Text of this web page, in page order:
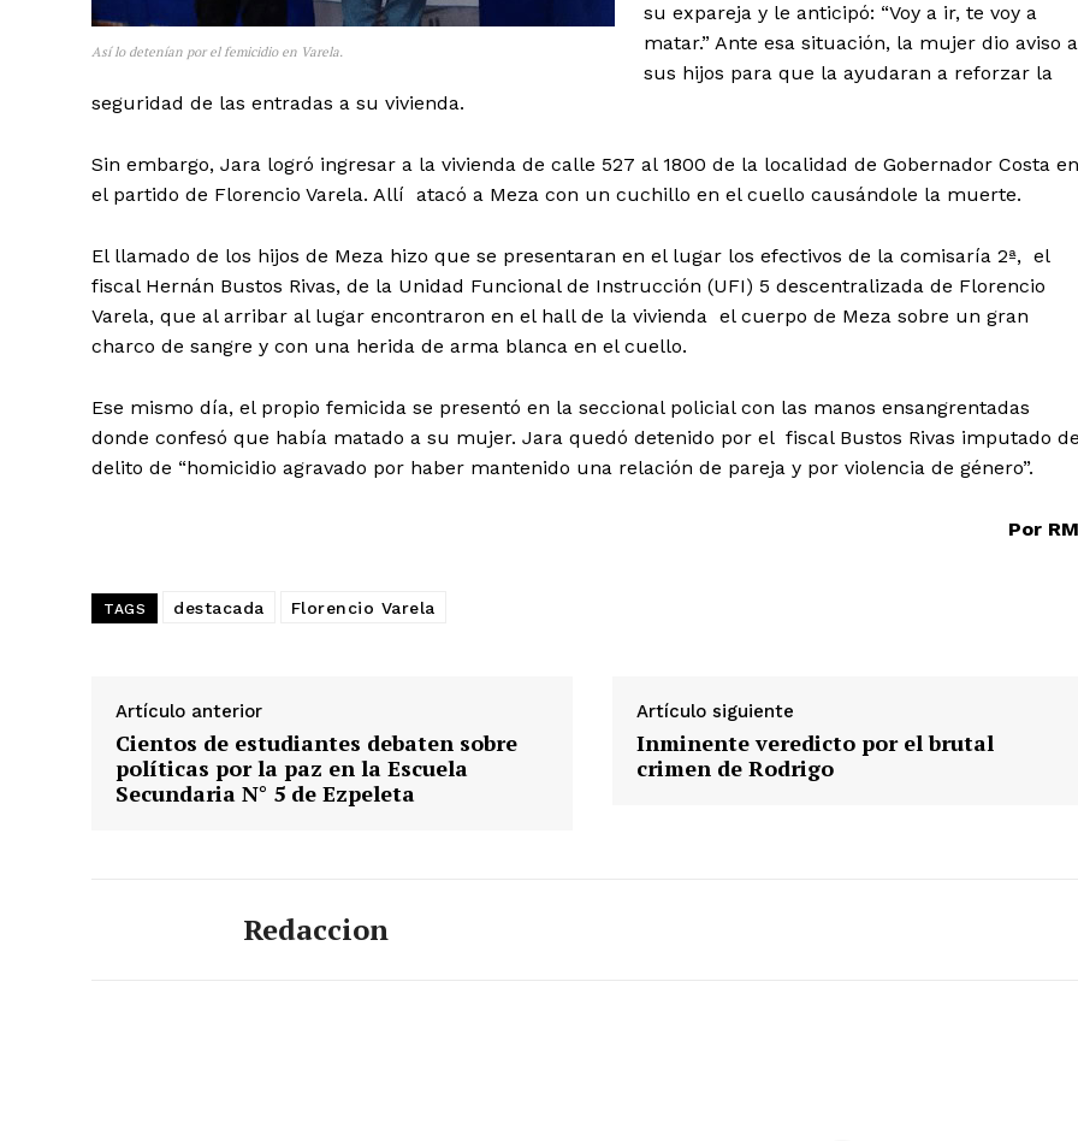
Así lo detenían por el femicidio en Varela.
su expareja y le anticipó: “Voy a ir, te voy a
matar.” Ante esa situación, la mujer dio aviso a
sus hijos para que la ayudaran a reforzar la
seguridad de las entradas a su vivienda.
Sin embargo, Jara logró ingresar a la vivienda de calle 527 al 1800 de la localidad de Gobernador Costa en
el partido de Florencio Varela. Allí atacó a Meza con un cuchillo en el cuello causándole la muerte.
El llamado de los hijos de Meza hizo que se presentaran en el lugar los efectivos de la comisaría 2ª, el
fiscal Hernán Bustos Rivas, de la Unidad Funcional de Instrucción (UFI) 5 descentralizada de Florencio
Varela, que al arribar al lugar encontraron en el hall de la vivienda el cuerpo de Meza sobre un gran
charco de sangre y con una herida de arma blanca en el cuello.
Ese mismo día, el propio femicida se presentó en la seccional policial con las manos ensangrentadas
donde confesó que había matado a su mujer. Jara quedó detenido por el fiscal Bustos Rivas imputado
delito de “homicidio agravado por haber mantenido una relación de pareja y por violencia de género”.
Por
TAGS destacada Florencio Varela
Artículo anterior
Cientos de estudiantes debaten sobre
políticas por la paz en la Escuela
Secundaria N° 5 de Ezpeleta
Artículo siguiente
Inminente veredicto por el brutal
crimen de Rodrigo
Redaccion